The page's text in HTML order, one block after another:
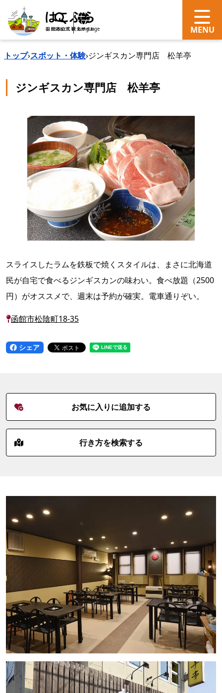
search Language
トップ›スポット・体験›ジンギスカン専門店 松羊亭
ジンギスカン専門店 松羊亭
スライスしたラムを鉄板で焼くスタイルは、まさに北海道
民が自宅で食べるジンギスカンの味わい。食べ放題（2500
円）がオススメで、週末は予約が確実。電車通りぞい。
函館市松陰町18-35
シェア
お気に入りに追加する
行き方を検索する